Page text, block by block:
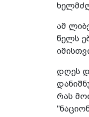
ამ
წელს
დღეს
რას